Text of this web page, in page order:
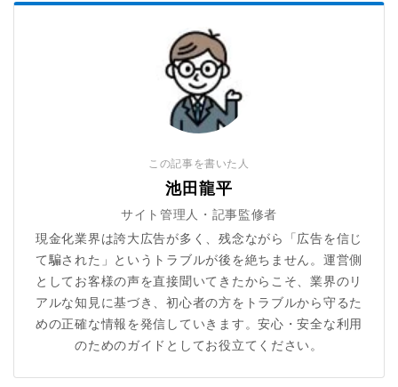
この記事を書いた人
池田龍平
サイト管理人・記事監修者
現金化業界は誇大広告が多く、残念ながら「広告を信じ
て騙された」というトラブルが後を絶ちません。運営側
としてお客様の声を直接聞いてきたからこそ、業界のリ
アルな知見に基づき、初心者の方をトラブルから守るた
めの正確な情報を発信していきます。安心・安全な利用
のためのガイドとしてお役立てください。